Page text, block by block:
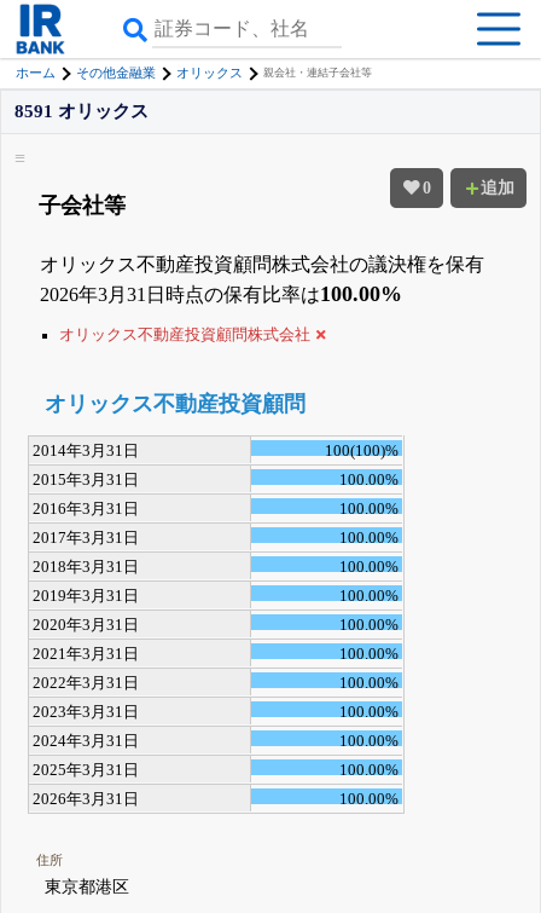
ホーム その他金融業 オリックス 親会社・連結子会社等
0 追加
8591 オリックス
子会社等
オリックス不動産投資顧問株式会社の議決権を保有
2026年3月31日時点の保有比率は100.00%
オリックス不動産投資顧問株式会社
オリックス不動産投資顧問
2014年3月31日
100(100)%
2015年3月31日
100.00%
2016年3月31日
100.00%
2017年3月31日
100.00%
2018年3月31日
100.00%
2019年3月31日
100.00%
2020年3月31日
100.00%
2021年3月31日
100.00%
2022年3月31日
100.00%
2023年3月31日
100.00%
2024年3月31日
100.00%
2025年3月31日
100.00%
2026年3月31日
100.00%
住所
東京都港区